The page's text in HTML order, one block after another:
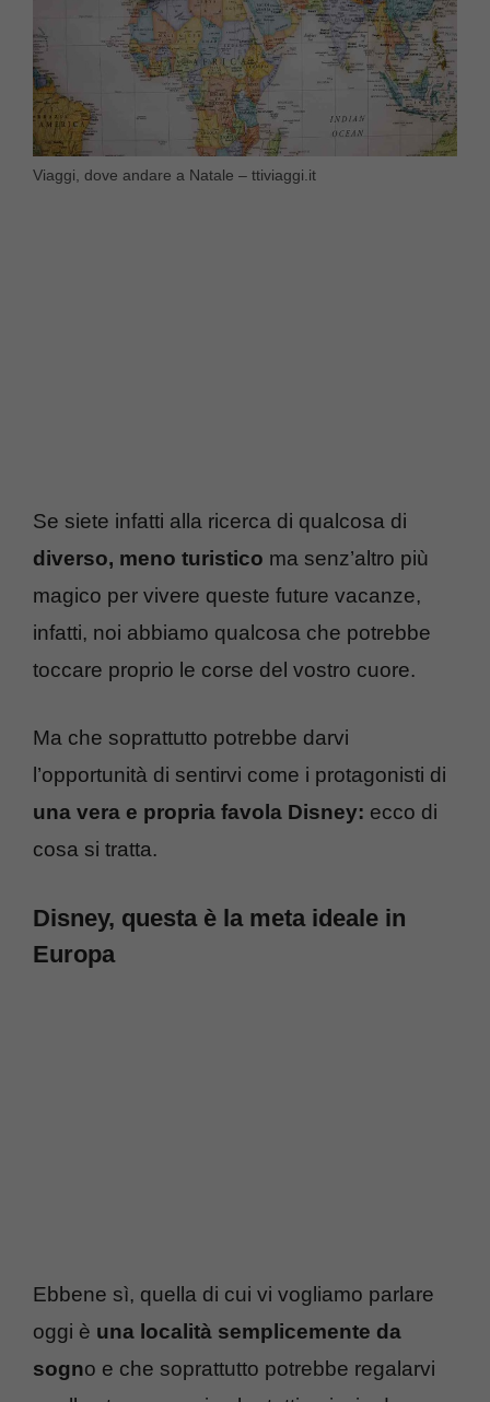
Viaggi, dove andare a Natale – ttiviaggi.it
Se siete infatti alla ricerca di qualcosa di
diverso, meno turistico ma senz’altro più
magico per vivere queste future vacanze,
infatti, noi abbiamo qualcosa che potrebbe
toccare proprio le corse del vostro cuore.
Ma che soprattutto potrebbe darvi
l’opportunità di sentirvi come i protagonisti di
una vera e propria favola Disney: ecco di
cosa si tratta.
Disney, questa è la meta ideale in
Europa
Ebbene sì, quella di cui vi vogliamo parlare
oggi è una località semplicemente da
sogno e che soprattutto potrebbe regalarvi